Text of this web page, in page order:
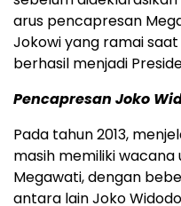
arus pencapresan
Jokowi yang ramai
berhasil menjadi
Pencapresan Joko
Pada tahun 2013,
masih memiliki
Megawati, dengan
antara lain Joko